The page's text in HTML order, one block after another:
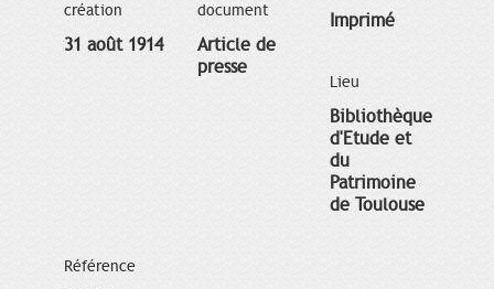
création
31 août 1914
document
Article de
presse
Imprimé
Lieu
Bibliothèque
d'Etude et
du
Patrimoine
de Toulouse
Référence